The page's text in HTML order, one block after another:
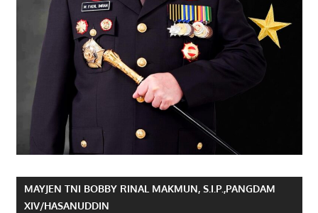
MAYJEN TNI BOBBY RINAL MAKMUN, S.I.P.,PANGDAM
XIV/HASANUDDIN